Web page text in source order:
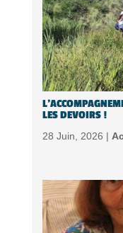
LES DEVOIRS !
28 Juin, 2026 |